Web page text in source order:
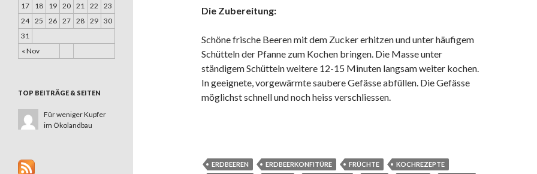
Die Zubereitung:
Schöne frische Beeren mit dem Zucker erhitzen und unter häufigem
Schütteln der Pfanne zum Kochen bringen. Die Masse unter
ständigem Schütteln weitere 12-15 Minuten langsam weiter kochen.
In geeignete, vorgewärmte saubere Gefässe abfüllen. Die Gefässe
möglichst schnell und noch heiss verschliessen.
ERDBEEREN ERDBEERKONFITÜRE FRÜCHTE
KOCHREZEPTE
« Nov
17
18 19 20 21 22
23
24 25 26 27 28 29 30
31
TOP BEITRÄGE & SEITEN
Für weniger Kupfer
im Ökolandbau